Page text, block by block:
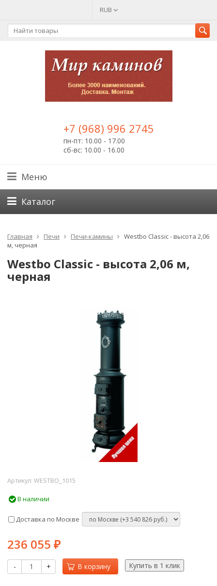
RUB
+7 (968) 996 2745
пн-пт: 10.00 - 17.00
сб-вс: 10.00 - 16.00
Меню
Каталог
Главная Печи Печи-камины
Westbo Classic - высота 2,06
м, черная
Westbo Classic - высота 2,06 м,
черная
Артикул: WESTBO_1015
В наличии
Доставка по Москве
236 055 ₽
- + В корзину